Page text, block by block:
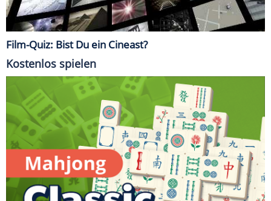
Film-Quiz: Bist Du ein Cineast?
Kostenlos spielen